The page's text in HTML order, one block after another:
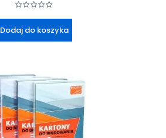
Dodaj do koszyka